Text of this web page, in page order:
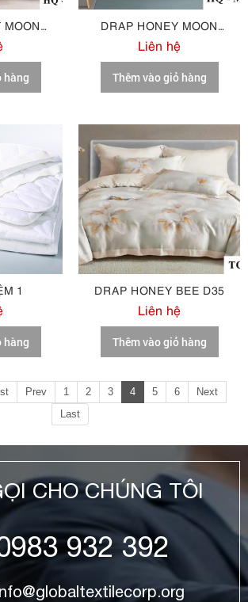
hàng
DRAP HONEY MOON
COTTON M100
Liên hệ
Thêm vào giỏ hàng
1
hàng
DRAP HONEY BEE D35
Liên hệ
Thêm vào giỏ hàng
Prev 1 2 3 4 5 6
Next
Last
CHO CHÚNG TÔI
932 392